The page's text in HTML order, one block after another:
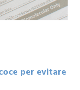
per evitare